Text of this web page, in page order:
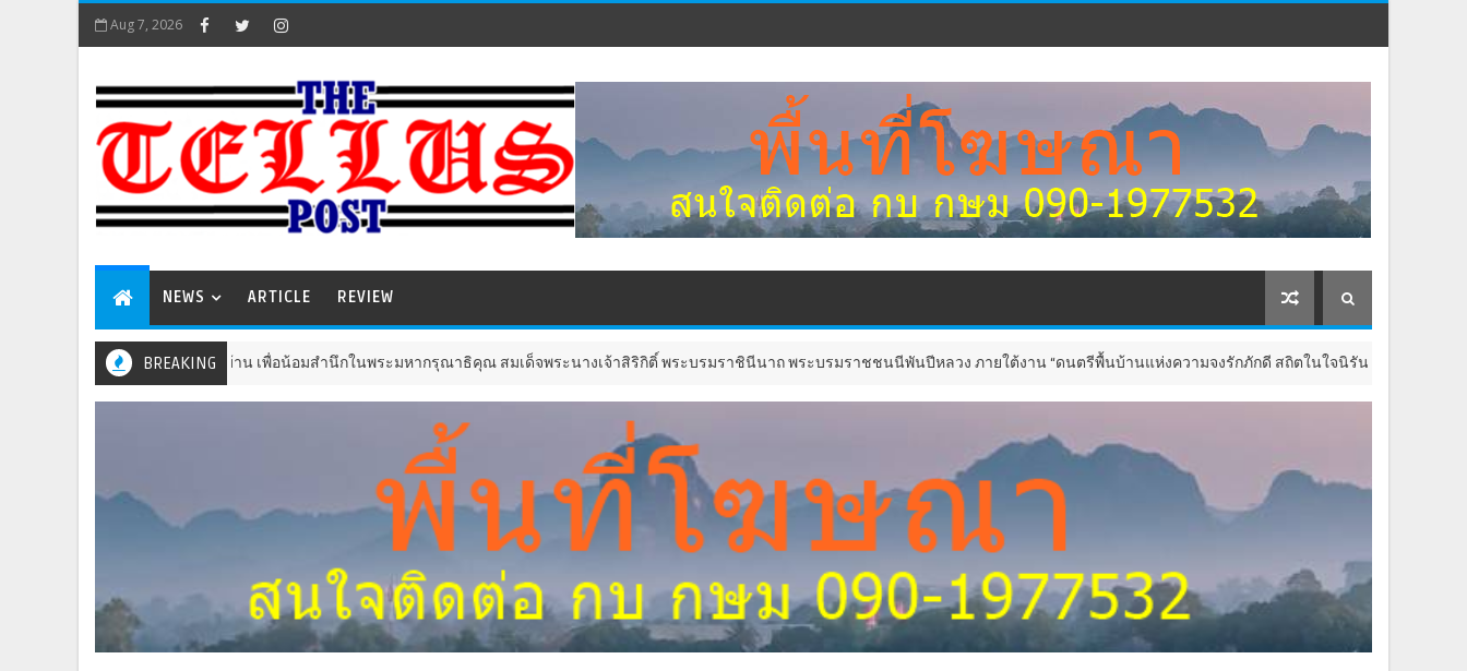
Aug 7, 2026
NEWS ARTICLE REVIEW
BREAKING
ารแสดงดนตรีพื้นบ้าน เพื่อน้อมสำนึกในพระมหากรุณาธิคุณ สมเด็จพระนางเจ้าสิริกิติ์ พระบรมราชินีนาถ พระบรมราชชนนีพันปีหลวง ภายใต้งาน “ดนตรีพื้นบ้านแห่งความจงรักภักดี สถิตในใจนิรันดร์”